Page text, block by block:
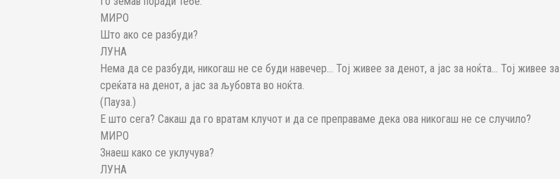
МИРО
Што ако се разбуди?
ЛУНА
Нема да се разбуди, никогаш не се буди навечер… Тој живее за денот, а јас за ноќта… Тој живее за
среќата на денот, а јас за љубовта во ноќта.
(Пауза.)
Е што сега? Сакаш да го вратам клучот и да се преправаме дека ова никогаш не се случило?
МИРО
Знаеш како се уклучува?
ЛУНА